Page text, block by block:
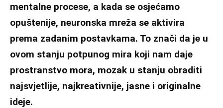
mentalne procese, a kada se osjećamo
opuštenije, neuronska mreža se aktivira
prema zadanim postavkama. To znači da je u
ovom stanju potpunog mira koji nam daje
prostranstvo mora, mozak u stanju obraditi
najsvjetlije, najkreativnije, jasne i originalne
ideje.